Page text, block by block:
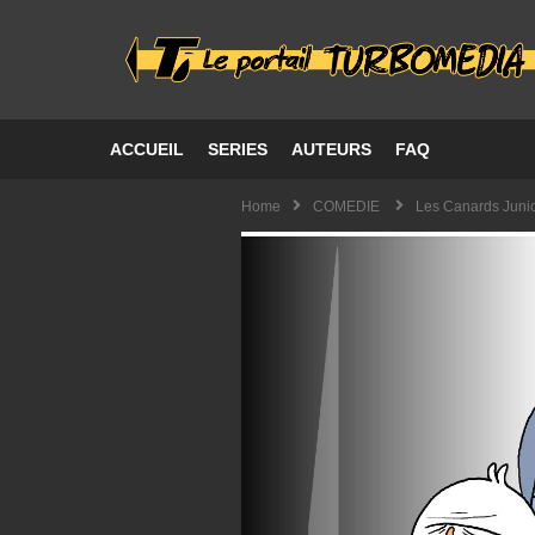
ACCUEIL SERIES AUTEURS FAQ
Home COMEDIE Les Canards